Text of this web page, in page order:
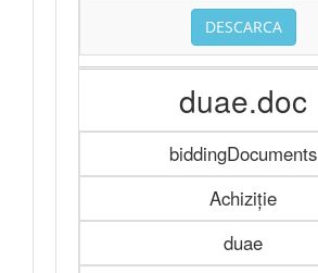
DESCARCA
duae.doc
biddingDocuments
Achiziție
duae